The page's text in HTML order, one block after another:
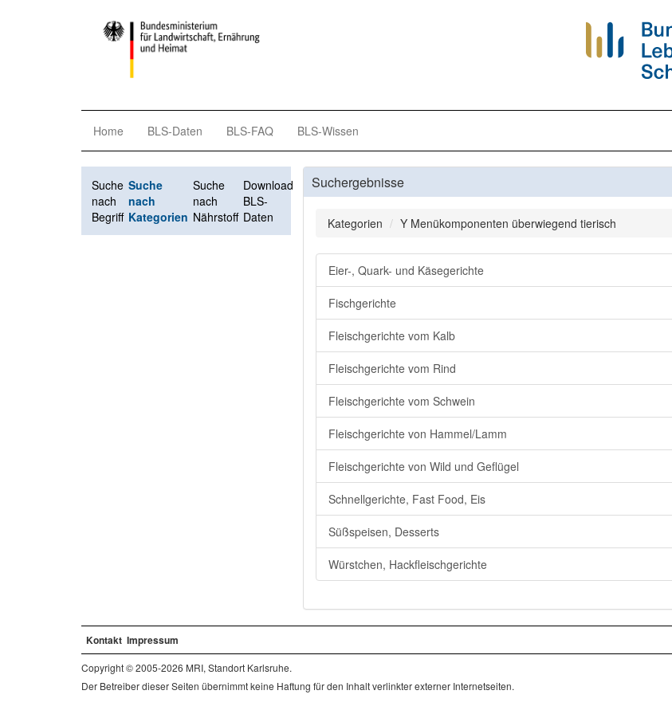
Home BLS-Daten BLS-FAQ BLS-Wissen
Suche
nach
Begriff
Suche
nach
Kategorien
Suche
nach
Nährstoff
Download
BLS-
Daten
Suchergebnisse
Kategorien Y Menükomponenten überwiegend tierisch
Eier-, Quark- und Käsegerichte
Fischgerichte
Fleischgerichte vom Kalb
Fleischgerichte vom Rind
Fleischgerichte vom Schwein
Fleischgerichte von Hammel/Lamm
Fleischgerichte von Wild und Geflügel
Schnellgerichte, Fast Food, Eis
Süßspeisen, Desserts
Würstchen, Hackfleischgerichte
Kontakt Impressum
Copyright © 2005-2026 MRI, Standort Karlsruhe.
Der Betreiber dieser Seiten übernimmt keine Haftung für den Inhalt verlinkter externer Internetseiten.